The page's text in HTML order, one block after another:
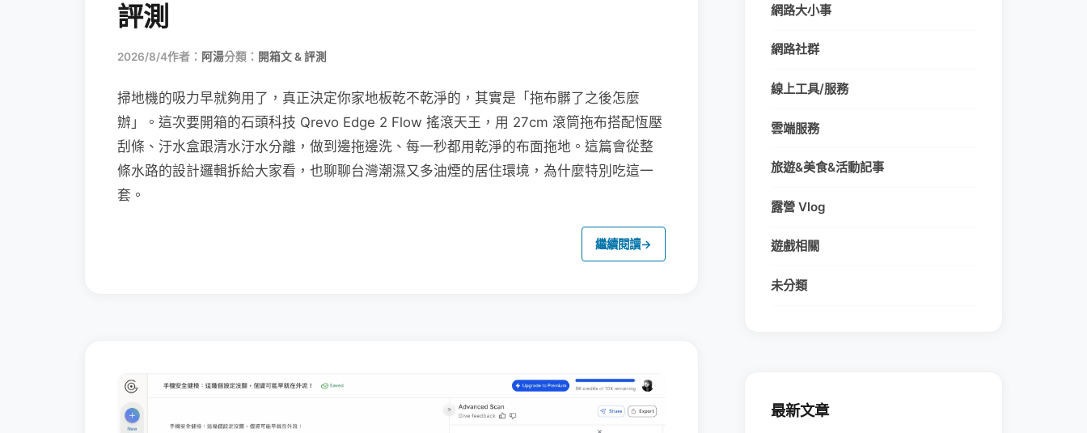
評測
2026/8/4作者： 阿湯分類： 開箱文 & 評測
掃地機的吸力早就夠用了，真正決定你家地板乾不乾淨的，其實是「拖布髒了之後怎麼
辦」。這次要開箱的石頭科技 Qrevo Edge 2 Flow 搖滾天王，用 27cm 滾筒拖布搭配恆壓
刮條、汙水盒跟清水汙水分離，做到邊拖邊洗、每一秒都用乾淨的布面拖地。這篇會從整
條水路的設計邏輯拆給大家看，也聊聊台灣潮濕又多油煙的居住環境，為什麼特別吃這一
套。
繼續閱讀→
網路大小事
網路社群
線上工具/服務
雲端服務
旅遊&美食&活動記事
露營 Vlog
遊戲相關
未分類
最新文章